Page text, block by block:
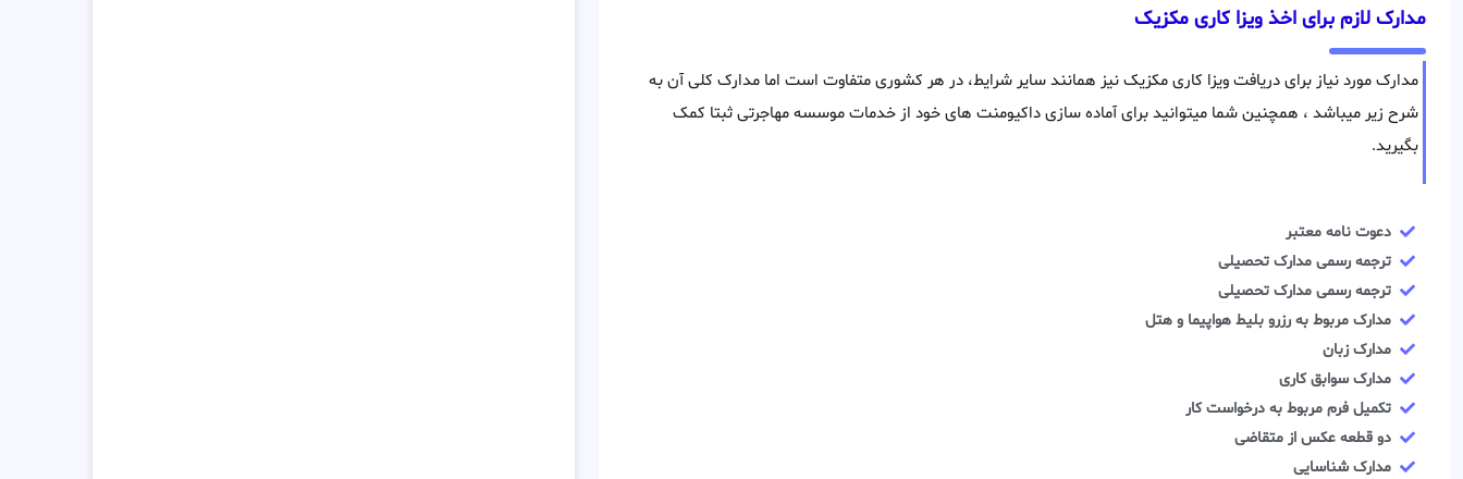
مدارک لازم برای اخذ ویزا کاری مکزیک
مدارک مورد نیاز برای دریافت ویزا کاری مکزیک نیز همانند سایر شرایط، در هر کشوری متفاوت است اما مدارک کلی آن به
شرح زیر میباشد ، همچنین شما میتوانید برای آماده سازی داکیومنت های خود از خدمات موسسه مهاجرتی ثبتا کمک
بگیرید.
دعوت نامه معتبر
ترجمه رسمی مدارک تحصیلی
ترجمه رسمی مدارک تحصیلی
مدارک مربوط به رزرو بلیط هواپیما و هتل
مدارک زبان
مدارک سوابق کاری
تکمیل فرم مربوط به درخواست کار
دو قطعه عکس از متقاضی
مدارک شناسایی